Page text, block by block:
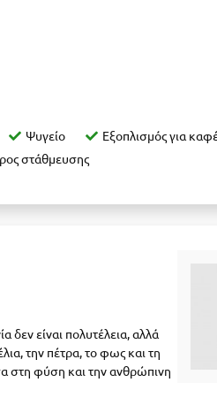
Ψυγείο Εξοπλισμός για
στάθμευσης
δεν είναι πολυτέλεια, αλλά
την πέτρα, το φως και τη
στη φύση και την ανθρώπινη